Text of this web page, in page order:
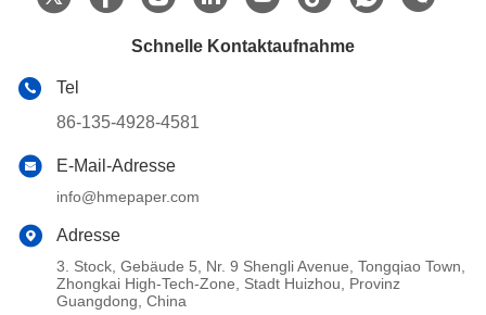
Schnelle Kontaktaufnahme
Tel
86-135-4928-4581
E-Mail-Adresse
info@hmepaper.com
Adresse
3. Stock, Gebäude 5, Nr. 9 Shengli Avenue, Tongqiao Town,
Zhongkai High-Tech-Zone, Stadt Huizhou, Provinz
Guangdong, China